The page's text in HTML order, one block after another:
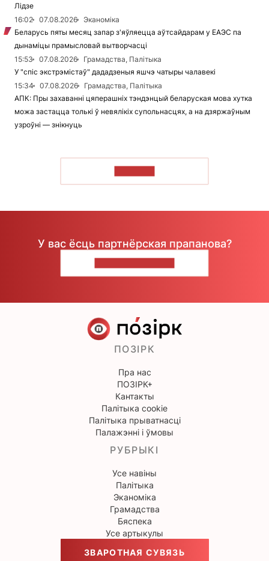
Лідзе
16:02
07.08.2026
Эканоміка
Беларусь пяты месяц запар з'яўляецца аўтсайдарам у ЕАЭС па
дынаміцы прамысловай вытворчасці
15:53
07.08.2026
Грамадства, Палітыка
У "спіс экстрэмістаў" дададзеныя яшчэ чатыры чалавекі
15:34
07.08.2026
Грамадства, Палітыка
АПК: Пры захаванні цяперашніх тэндэнцый беларуская мова хутка
можа застацца толькі ў невялікіх супольнасцях, а на дзяржаўным
узроўні — знікнуць
У вас ёсць партнёрская прапанова?
ПОЗІРК
Пра нас
ПОЗІРК+
Кантакты
Палітыка cookie
Палітыка прыватнасці
Палажэнні і ўмовы
РУБРЫКІ
Усе навіны
Палітыка
Эканоміка
Грамадства
Бяспека
Усе артыкулы
ЗВАРОТНАЯ СУВЯЗЬ